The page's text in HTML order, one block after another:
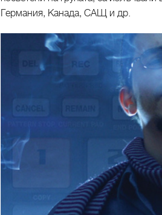
Германия, Канада, САЩ и др.